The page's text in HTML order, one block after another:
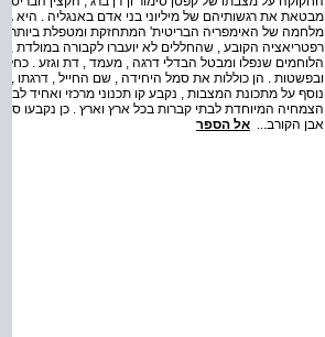
מבטאת את רגשותיהם של מיליוני בני אדם באנגליה .
רפטריאציה הקובע , שהחללים לא יועברו לקבורה במולדת ,
הלוחמים שנפלו ומבטל הבדלי דרגה , מעמד , דת וגזע .
ובפשטות . הן כוללות את סמל היחידה , שם החייל , דרגתו
נוסף על מתכונת המצבות , נקבע קו תכנוני מרכזי ואחיד
הצמחיה המיוחדת לבתי קברות בכל ארץ וארץ . כן נקבעו
אבן הקורב... אל הספר